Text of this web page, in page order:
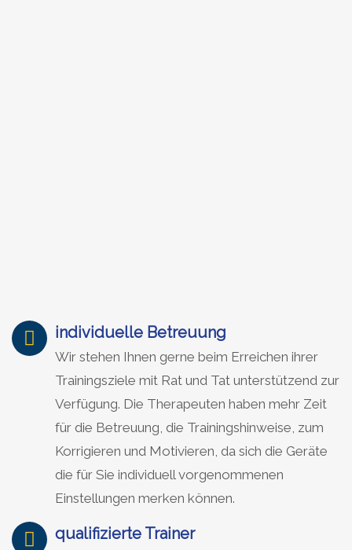
individuelle Betreuung
Wir stehen Ihnen gerne beim Erreichen ihrer
Trainingsziele mit Rat und Tat unterstützend zur
Verfügung. Die Therapeuten haben mehr Zeit
für die Betreuung, die Trainingshinweise, zum
Korrigieren und Motivieren, da sich die Geräte
die für Sie individuell vorgenommenen
Einstellungen merken können.
qualifizierte Trainer